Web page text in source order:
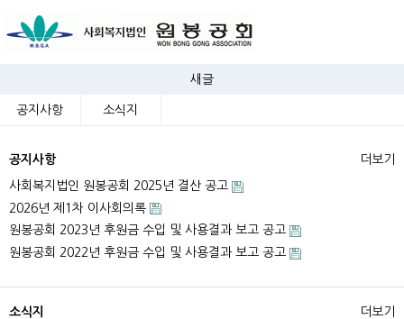
새글
공지사항 소식지
공지사항
사회복지법인 원봉공회 2025년 결산 공고
2026년 제1차 이사회의록
원봉공회 2023년 후원금 수입 및 사용결과 보고 공고
원봉공회 2022년 후원금 수입 및 사용결과 보고 공고
더보기
소식지 더보기